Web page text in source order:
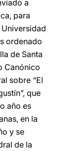
a
para
ordenado
de Santa
Canónico
sobre “El
que
año es
en la
y se
de la